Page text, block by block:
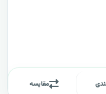
مقایسه